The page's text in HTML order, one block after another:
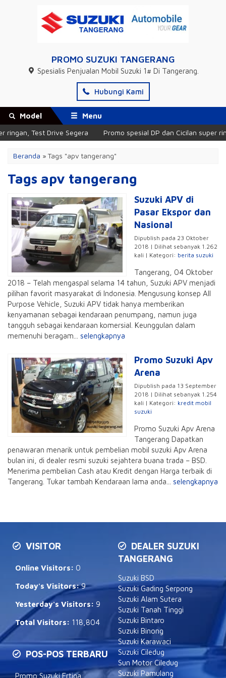
PROMO SUZUKI TANGERANG
Spesialis Penjualan Mobil Suzuki 1# Di Tangerang.
Hubungi Kami
Model
Menu
Test Drive Segera
Promo spesial DP dan Cicilan super
Beranda »Tags "apv tangerang"
Tags apv tangerang
Suzuki APV di
Pasar Ekspor dan
Nasional
Dipublish pada 23 Oktober
2018 | Dilihat sebanyak 1.262
kali | Kategori: berita suzuki
Tangerang, 04 Oktober
2018 – Telah mengaspal selama 14 tahun, Suzuki APV menjadi
pilihan favorit masyarakat di Indonesia. Mengusung konsep All
Purpose Vehicle, Suzuki APV tidak hanya memberikan
kenyamanan sebagai kendaraan penumpang, namun juga
tangguh sebagai kendaraan komersial. Keunggulan dalam
memenuhi beragam... selengkapnya
Promo Suzuki Apv
Arena
Dipublish pada 13 September
2018 | Dilihat sebanyak 1.254
kali | Kategori: kredit mobil
suzuki
Promo Suzuki Apv Arena
Tangerang Dapatkan
penawaran menarik untuk pembelian mobil suzuki Apv Arena
bulan ini, di dealer resmi suzuki sejahtera buana trada – BSD.
Menerima pembelian Cash atau Kredit dengan Harga terbaik di
Tangerang. Tukar tambah Kendaraan lama anda... selengkapnya
VISITOR
Online Visitors: 0
Today's Visitors:9
Yesterday's Visitors: 9
Total Visitors: 118,804
POS-POS TERBARU
Promo Suzuki Ertiga
DEALER SUZUKI
TANGERANG
Suzuki BSD
Suzuki Gading Serpong
Suzuki Alam Sutera
Suzuki Tanah Tinggi
Suzuki Bintaro
Suzuki Binong
Suzuki Karawaci
Suzuki Ciledug
Sun Motor Ciledug
Suzuki Pamulang